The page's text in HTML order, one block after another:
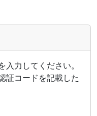
力してください。
証コードを記載した